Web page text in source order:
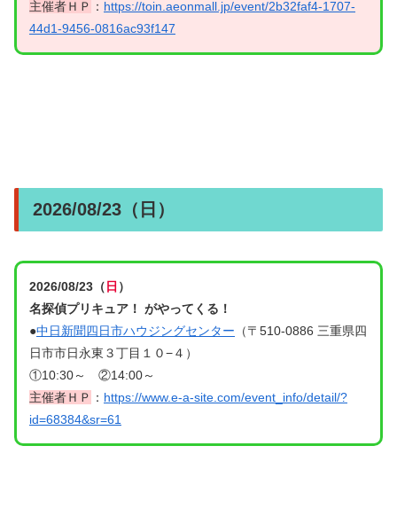
主催者ＨＰ ： https://toin.aeonmall.jp/event/2b32faf4-1707-
44d1-9456-0816ac93f147
2026/08/23（日）
2026/08/23（ 日 ）
名探偵プリキュア！ がやってくる！
●中日新聞四日市ハウジングセンター （〒510-0886 三重県四
日市市日永東３丁目１０−４）
①10:30～ ②14:00～
主催者ＨＰ ： https://www.e-a-site.com/event_info/detail/?
id=68384&sr=61